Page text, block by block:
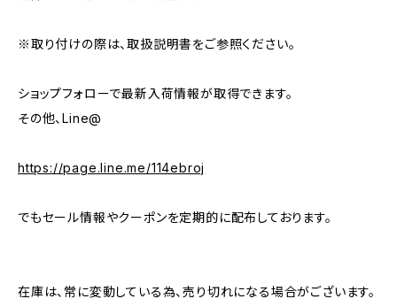
※取り付けの際は、取扱説明書をご参照ください。
ショップフォローで最新入荷情報が取得できます。
その他、Line@
https://page.line.me/114ebroj
でもセール情報やクーポンを定期的に配布しております。
在庫は、常に変動している為、売り切れになる場合がございます。